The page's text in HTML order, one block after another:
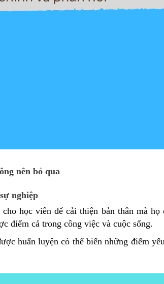
nên bỏ qua
nghiệp
học viên để cải thiện bản thân mà
điểm cả trong công việc và cuộc sống.
huấn luyện có thể biến những điểm